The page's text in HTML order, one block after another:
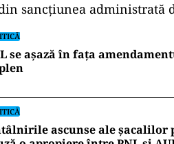
sancțiunea administrată
se așază în fața
ascunse ale șacalilor